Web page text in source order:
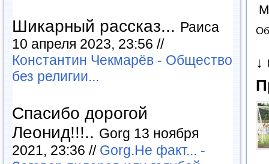
Шикарный рассказ... Раиса
10 апреля 2023, 23:56 //
Константин Чекмарёв - Общество
без религии...
Спасибо дорогой
Леонид!!!.. Gorg 13 ноября
2021, 23:36 // Gorg.Не факт... -